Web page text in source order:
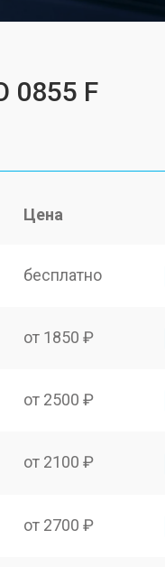
0855 F
Цена
бесплатно
от 1850 ₽
от 2500 ₽
от 2100 ₽
от 2700 ₽